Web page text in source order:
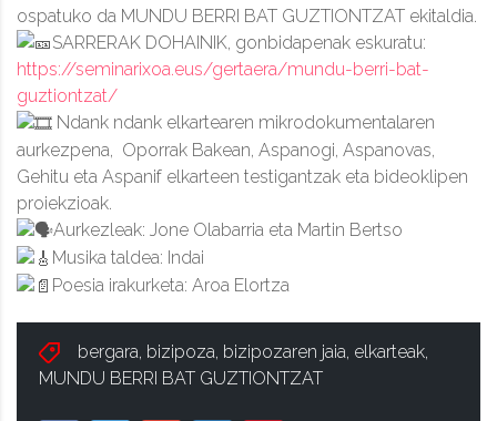
ospatuko da MUNDU BERRI BAT GUZTIONTZAT ekitaldia.
SARRERAK DOHAINIK, gonbidapenak eskuratu:
https://seminarixoa.eus/gertaera/mundu-berri-bat-
guztiontzat/
Ndank ndank elkartearen mikrodokumentalaren
aurkezpena, Oporrak Bakean, Aspanogi, Aspanovas,
Gehitu eta Aspanif elkarteen testigantzak eta bideoklipen
proiekzioak.
Aurkezleak: Jone Olabarria eta Martin Bertso
Musika taldea: Indai
Poesia irakurketa: Aroa Elortza
bergara, bizipoza, bizipozaren jaia, elkarteak,
MUNDU BERRI BAT GUZTIONTZAT